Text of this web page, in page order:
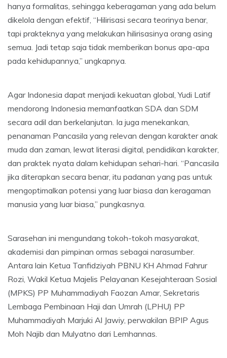
hanya formalitas, sehingga keberagaman yang ada belum
dikelola dengan efektif, “Hilirisasi secara teorinya benar,
tapi prakteknya yang melakukan hilirisasinya orang asing
semua. Jadi tetap saja tidak memberikan bonus apa-apa
pada kehidupannya,” ungkapnya.
Agar Indonesia dapat menjadi kekuatan global, Yudi Latif
mendorong Indonesia memanfaatkan SDA dan SDM
secara adil dan berkelanjutan. Ia juga menekankan,
penanaman Pancasila yang relevan dengan karakter anak
muda dan zaman, lewat literasi digital, pendidikan karakter,
dan praktek nyata dalam kehidupan sehari-hari. “Pancasila
jika diterapkan secara benar, itu padanan yang pas untuk
mengoptimalkan potensi yang luar biasa dan keragaman
manusia yang luar biasa,” pungkasnya.
Sarasehan ini mengundang tokoh-tokoh masyarakat,
akademisi dan pimpinan ormas sebagai narasumber.
Antara lain Ketua Tanfidziyah PBNU KH Ahmad Fahrur
Rozi, Wakil Ketua Majelis Pelayanan Kesejahteraan Sosial
(MPKS) PP Muhammadiyah Faozan Amar, Sekretaris
Lembaga Pembinaan Haji dan Umrah (LPHU) PP
Muhammadiyah Marjuki Al Jawiy, perwakilan BPIP Agus
Moh Najib dan Mulyatno dari Lemhannas.